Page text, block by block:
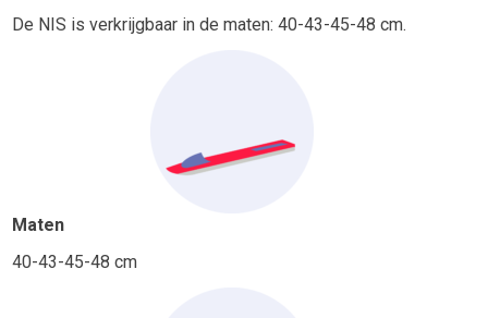
De NIS is verkrijgbaar in de maten: 40-43-45-48 cm.
Maten
40-43-45-48 cm